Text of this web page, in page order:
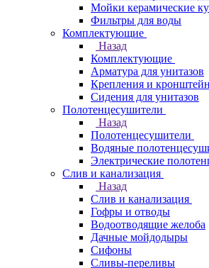
Мойки керамические
Фильтры для воды
Комплектующие
Назад
Комплектующие
Арматура для унитазов
Крепления и
Сидения для унитазов
Полотенцесушители
Назад
Полотенцесушители
Водяные
Электрические
Слив и канализация
Назад
Слив и канализация
Гофры и отводы
Водоотводящие желоба
Дачные мойдодыры
Сифоны
Сливы-переливы